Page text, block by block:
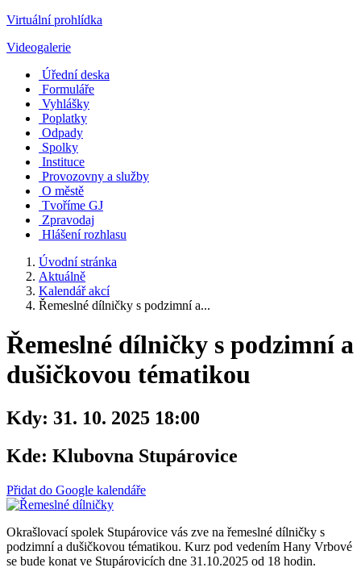
Virtuální prohlídka
Videogalerie
Úřední deska
Formuláře
Vyhlášky
Poplatky
Odpady
Spolky
Instituce
Provozovny a služby
O městě
Tvoříme GJ
Zpravodaj
Hlášení rozhlasu
Úvodní stránka
Aktuálně
Kalendář akcí
Řemeslné dílničky s podzimní a...
Řemeslné dílničky s podzimní a
dušičkovou tématikou
Kdy: 31. 10. 2025 18:00
Kde: Klubovna Stupárovice
Přidat do Google kalendáře
Okrašlovací spolek Stupárovice vás zve na řemeslné dílničky s
podzimní a dušičkovou tématikou. Kurz pod vedením Hany Vrbové
se bude konat ve Stupárovicích dne 31.10.2025 od 18 hodin.